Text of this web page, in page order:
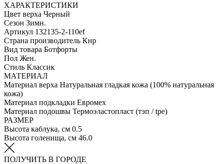
ХАРАКТЕРИСТИКИ
Цвет верха Черный
Сезон Зимн.
Артикул 132135-2-110ef
Страна производитель Кнр
Вид товара Ботфорты
Пол Жен.
Стиль Классик
МАТЕРИАЛ
Материал верха Натуральная гладкая кожа (100% натуральная
кожа)
Материал подкладки Евромех
Материал подошвы Термоэластопласт (тэп / tpe)
РАЗМЕР
Высота каблука, см 0.5
Высота голенища, см 46.0
ПОЛУЧИТЬ В ГОРОДЕ